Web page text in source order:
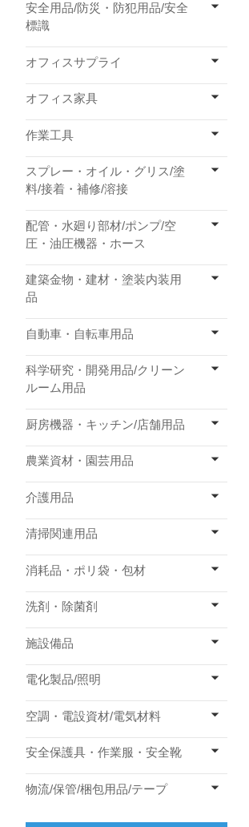
安全用品/防災・防犯用品/安全
標識
オフィスサプライ
オフィス家具
作業工具
スプレー・オイル・グリス/塗
料/接着・補修/溶接
配管・水廻り部材/ポンプ/空
圧・油圧機器・ホース
建築金物・建材・塗装内装用
品
自動車・自転車用品
科学研究・開発用品/クリーン
ルーム用品
厨房機器・キッチン/店舗用品
農業資材・園芸用品
介護用品
清掃関連用品
消耗品・ポリ袋・包材
洗剤・除菌剤
施設備品
電化製品/照明
空調・電設資材/電気材料
安全保護具・作業服・安全靴
物流/保管/梱包用品/テープ